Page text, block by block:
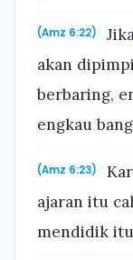
(Amz 6:22)
akan
berbaring,
engkau
(Amz 6:23)
ajaran itu
mendidik